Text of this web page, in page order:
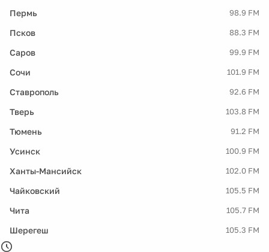
Пермь 98.9 FM
Псков 88.3 FM
Саров 99.9 FM
Сочи 101.9 FM
Ставрополь 92.6 FM
Тверь 103.8 FM
Тюмень 91.2 FM
Усинск 100.9 FM
Ханты-Мансийск 102.0 FM
Чайковский 105.5 FM
Чита 105.7 FM
Шерегеш 105.3 FM